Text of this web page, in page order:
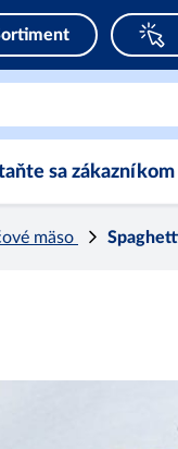
sa zákazníkom
mäso